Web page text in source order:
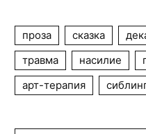
проза сказка
травма
насилие
арт-терапия